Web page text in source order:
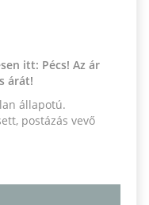
itt: Pécs! Az ár
árát!
állapotú.
postázás vevő